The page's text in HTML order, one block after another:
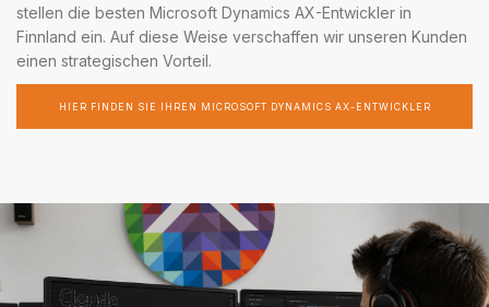
stellen die besten Microsoft Dynamics AX-Entwickler in
Finnland ein. Auf diese Weise verschaffen wir unseren Kunden
einen strategischen Vorteil.
HIER FINDEN SIE IHREN MICROSOFT DYNAMICS AX-ENTWICKLER